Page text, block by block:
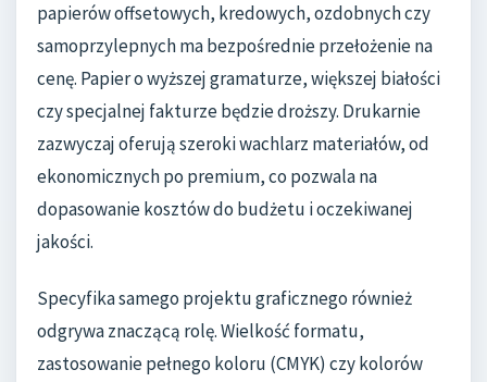
papierów offsetowych, kredowych, ozdobnych czy
samoprzylepnych ma bezpośrednie przełożenie na
cenę. Papier o wyższej gramaturze, większej białości
czy specjalnej fakturze będzie droższy. Drukarnie
zazwyczaj oferują szeroki wachlarz materiałów, od
ekonomicznych po premium, co pozwala na
dopasowanie kosztów do budżetu i oczekiwanej
jakości.
Specyfika samego projektu graficznego również
odgrywa znaczącą rolę. Wielkość formatu,
zastosowanie pełnego koloru (CMYK) czy kolorów